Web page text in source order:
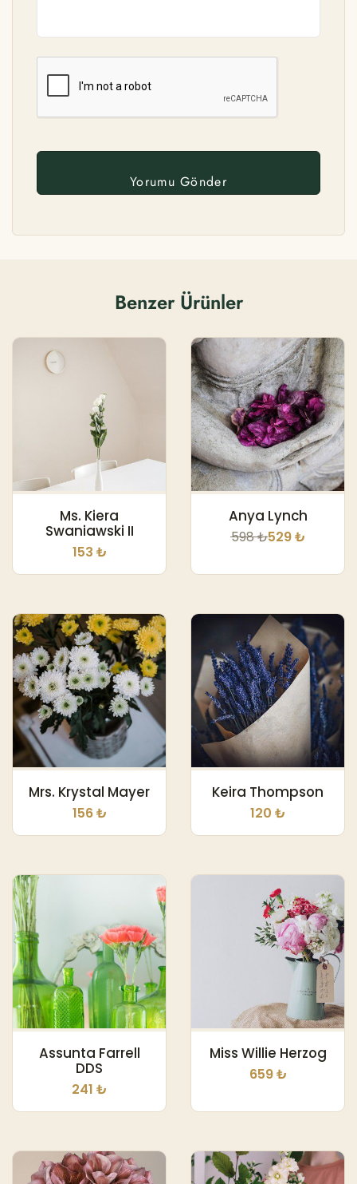
Benzer Ürünler
Ms. Kiera
Swaniawski II
153 ₺
Anya Lynch
598 ₺529 ₺
Mrs. Krystal Mayer
156 ₺
Keira Thompson
120 ₺
Assunta Farrell
DDS
241 ₺
Miss Willie Herzog
659 ₺